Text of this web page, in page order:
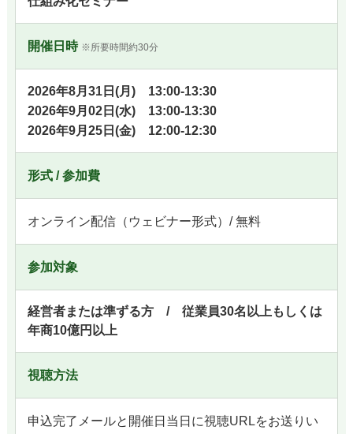
開催日時 ※所要時間約30分
2026年8月31日(月) 13:00-13:30
2026年9月02日(水) 13:00-13:30
2026年9月25日(金) 12:00-12:30
形式 / 参加費
オンライン配信（ウェビナー形式）/ 無料
参加対象
経営者または準ずる方 / 従業員30名以上もしくは
年商10億円以上
視聴方法
申込完了メールと開催日当日に視聴URLをお送りい